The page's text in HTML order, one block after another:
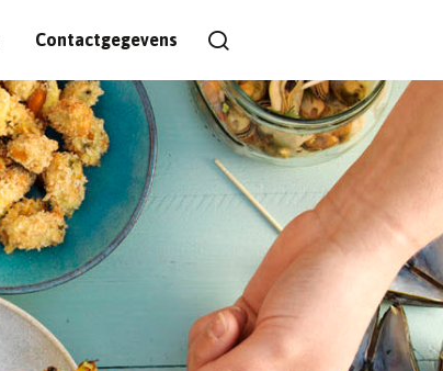
Contactgegevens